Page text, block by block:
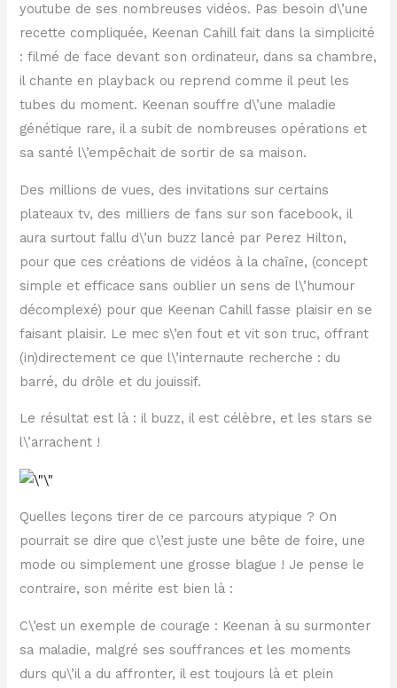
youtube de ses nombreuses vidéos. Pas besoin d\’une
recette compliquée, Keenan Cahill fait dans la simplicité
: filmé de face devant son ordinateur, dans sa chambre,
il chante en playback ou reprend comme il peut les
tubes du moment. Keenan souffre d\’une maladie
génétique rare, il a subit de nombreuses opérations et
sa santé l\’empêchait de sortir de sa maison.
Des millions de vues, des invitations sur certains
plateaux tv, des milliers de fans sur son facebook, il
aura surtout fallu d\’un buzz lancé par Perez Hilton,
pour que ces créations de vidéos à la chaîne, (concept
simple et efficace sans oublier un sens de l\’humour
décomplexé) pour que Keenan Cahill fasse plaisir en se
faisant plaisir. Le mec s\’en fout et vit son truc, offrant
(in)directement ce que l\’internaute recherche : du
barré, du drôle et du jouissif.
Le résultat est là : il buzz, il est célèbre, et les stars se
l\’arrachent !
Quelles leçons tirer de ce parcours atypique ? On
pourrait se dire que c\’est juste une bête de foire, une
mode ou simplement une grosse blague ! Je pense le
contraire, son mérite est bien là :
C\’est un exemple de courage : Keenan à su surmonter
sa maladie, malgré ses souffrances et les moments
durs qu\’il a du affronter, il est toujours là et plein